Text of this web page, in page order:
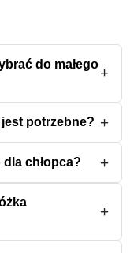
miejsca na
dla dziecka i
wnoszą miękki,
dynamiczny
, takie jak
pokój ma pełnić
pojemnikiem lub
160 z szufladą i
do małego
jest potrzebne?
dla chłopca?